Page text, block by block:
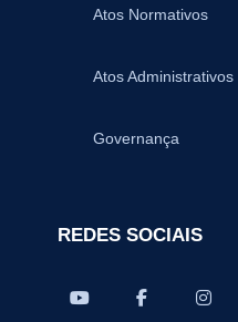
Atos Normativos
Atos Administrativos
Governança
REDES SOCIAIS